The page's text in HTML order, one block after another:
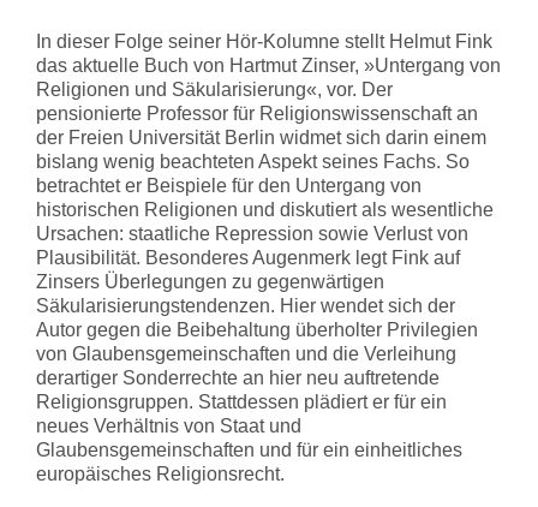
In dieser Folge seiner Hör-Kolumne stellt Helmut Fink
das aktuelle Buch von Hartmut Zinser, »Untergang von
Religionen und Säkularisierung«, vor. Der
pensionierte Professor für Religionswissenschaft an
der Freien Universität Berlin widmet sich darin einem
bislang wenig beachteten Aspekt seines Fachs. So
betrachtet er Beispiele für den Untergang von
historischen Religionen und diskutiert als wesentliche
Ursachen: staatliche Repression sowie Verlust von
Plausibilität. Besonderes Augenmerk legt Fink auf
Zinsers Überlegungen zu gegenwärtigen
Säkularisierungstendenzen. Hier wendet sich der
Autor gegen die Beibehaltung überholter Privilegien
von Glaubensgemeinschaften und die Verleihung
derartiger Sonderrechte an hier neu auftretende
Religionsgruppen. Stattdessen plädiert er für ein
neues Verhältnis von Staat und
Glaubensgemeinschaften und für ein einheitliches
europäisches Religionsrecht.